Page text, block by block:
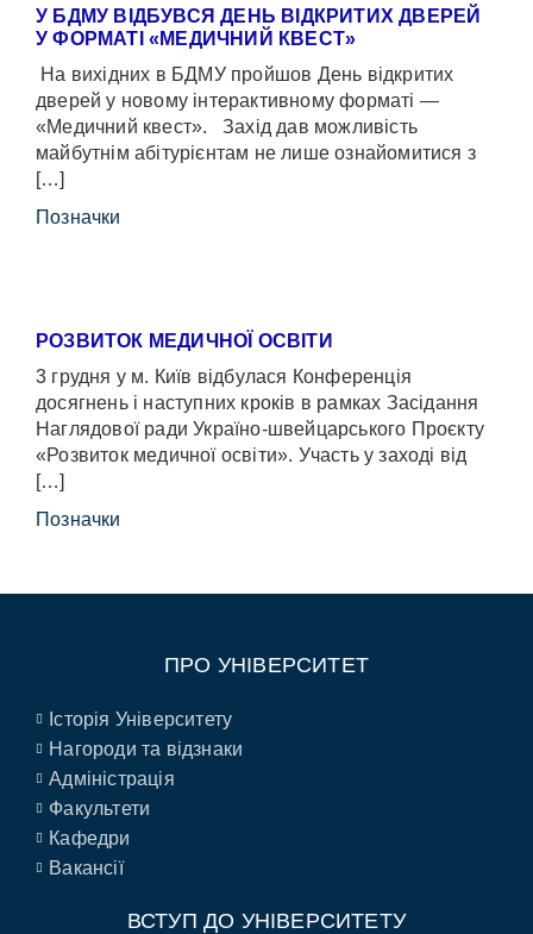
У БДМУ ВІДБУВСЯ ДЕНЬ ВІДКРИТИХ ДВЕРЕЙ
У ФОРМАТІ «МЕДИЧНИЙ КВЕСТ»
На вихідних в БДМУ пройшов День відкритих
дверей у новому інтерактивному форматі —
«Медичний квест». Захід дав можливість
майбутнім абітурієнтам не лише ознайомитися з
[…]
Позначки
РОЗВИТОК МЕДИЧНОЇ ОСВІТИ
3 грудня у м. Київ відбулася Конференція
досягнень і наступних кроків в рамках Засідання
Наглядової ради Україно-швейцарського Проєкту
«Розвиток медичної освіти». Участь у заході від
[…]
Позначки
ПРО УНІВЕРСИТЕТ
Історія Університету
Нагороди та відзнаки
Адміністрація
Факультети
Кафедри
Вакансії
ВСТУП ДО УНІВЕРСИТЕТУ